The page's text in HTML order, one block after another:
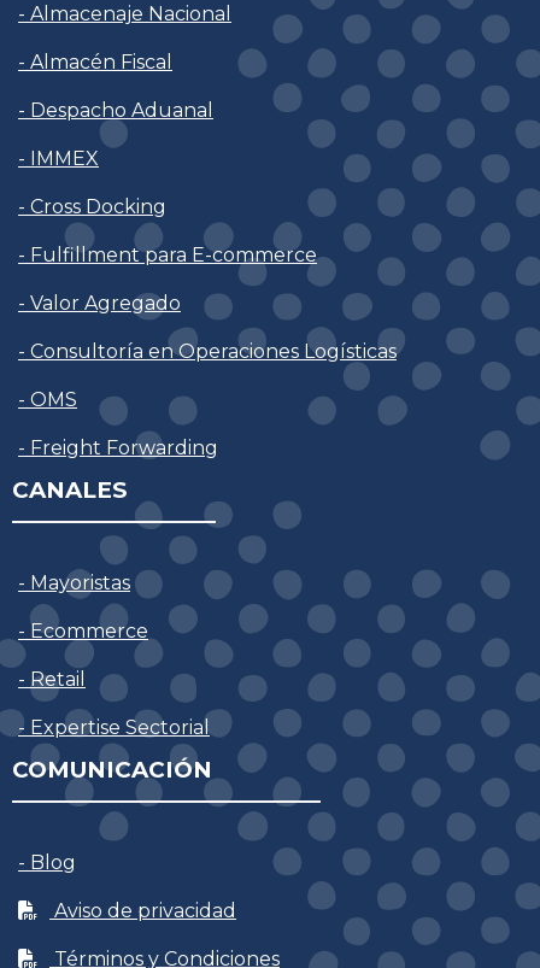
- Almacenaje Nacional
- Almacén Fiscal
- Despacho Aduanal
- IMMEX
- Cross Docking
- Fulfillment para E-commerce
- Valor Agregado
- Consultoría en Operaciones Logísticas
- OMS
- Freight Forwarding
CANALES
- Mayoristas
- Ecommerce
- Retail
- Expertise Sectorial
COMUNICACIÓN
- Blog
Aviso de privacidad
Términos y Condiciones